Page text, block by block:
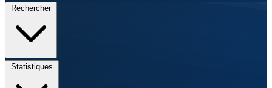
Rechercher
Statistiques